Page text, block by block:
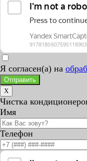
Я согласен(а) на
Отправить
X
Чистка
Имя
Телефон